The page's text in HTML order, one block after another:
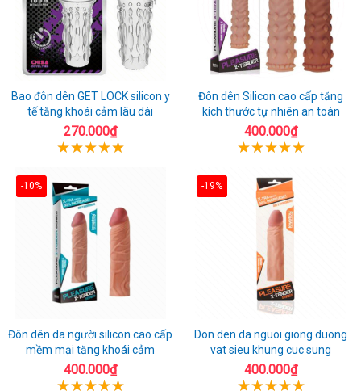
Bao đôn dên GET LOCK silicon y
tế tăng khoái cảm lâu dài
270.000₫
Đôn dên Silicon cao cấp tăng
kích thước tự nhiên an toàn
400.000₫
-10%
Đôn dên da người silicon cao cấp
mềm mại tăng khoái cảm
400.000₫
-19%
Don den da nguoi giong duong
vat sieu khung cuc sung
400.000₫